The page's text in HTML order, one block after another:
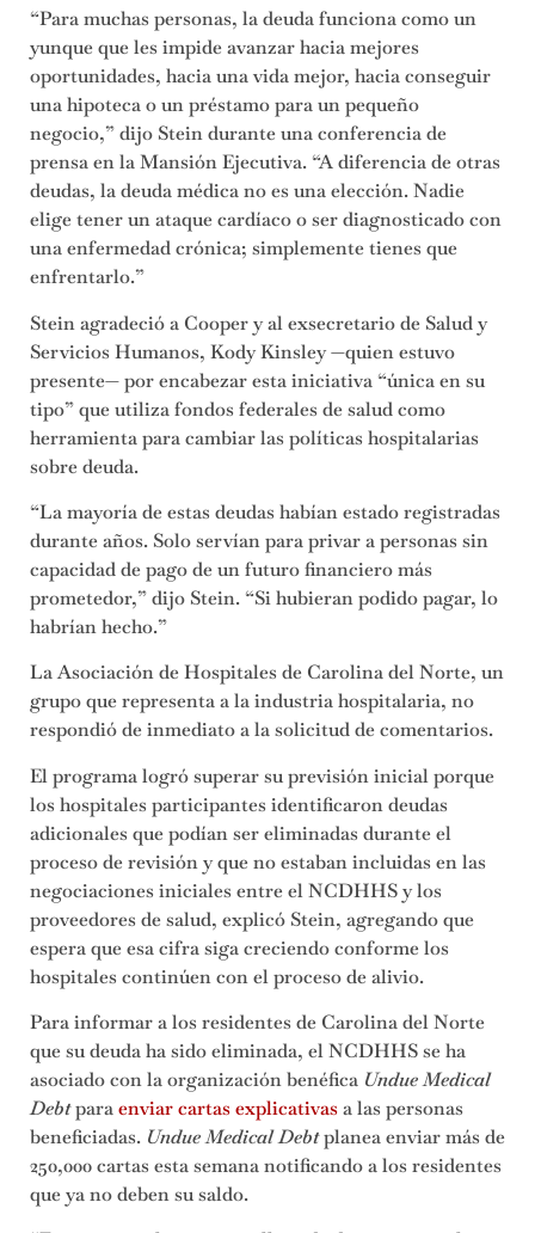
“Para muchas personas, la deuda funciona como un
yunque que les impide avanzar hacia mejores
oportunidades, hacia una vida mejor, hacia conseguir
una hipoteca o un préstamo para un pequeño
negocio,” dijo Stein durante una conferencia de
prensa en la Mansión Ejecutiva. “A diferencia de otras
deudas, la deuda médica no es una elección. Nadie
elige tener un ataque cardíaco o ser diagnosticado con
una enfermedad crónica; simplemente tienes que
enfrentarlo.”
Stein agradeció a Cooper y al exsecretario de Salud y
Servicios Humanos, Kody Kinsley —quien estuvo
presente— por encabezar esta iniciativa “única en su
tipo” que utiliza fondos federales de salud como
herramienta para cambiar las políticas hospitalarias
sobre deuda.
“La mayoría de estas deudas habían estado registradas
durante años. Solo servían para privar a personas sin
capacidad de pago de un futuro financiero más
prometedor,” dijo Stein. “Si hubieran podido pagar, lo
habrían hecho.”
La Asociación de Hospitales de Carolina del Norte, un
grupo que representa a la industria hospitalaria, no
respondió de inmediato a la solicitud de comentarios.
El programa logró superar su previsión inicial porque
los hospitales participantes identificaron deudas
adicionales que podían ser eliminadas durante el
proceso de revisión y que no estaban incluidas en las
negociaciones iniciales entre el NCDHHS y los
proveedores de salud, explicó Stein, agregando que
espera que esa cifra siga creciendo conforme los
hospitales continúen con el proceso de alivio.
Para informar a los residentes de Carolina del Norte
que su deuda ha sido eliminada, el NCDHHS se ha
asociado con la organización benéfica Undue Medical
Debtparaenviar cartas explicativasa las personas
beneficiadas. Undue Medical Debtplanea enviar más de
250,000 cartas esta semana notificando a los residentes
que ya no deben su saldo.